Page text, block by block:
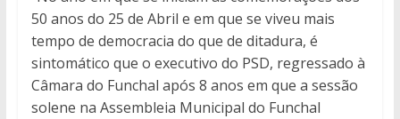
50 anos do 25 de Abril e em que se viveu mais
tempo de democracia do que de ditadura, é
sintomático que o executivo do PSD, regressado à
Câmara do Funchal após 8 anos em que a sessão
solene na Assembleia Municipal do Funchal